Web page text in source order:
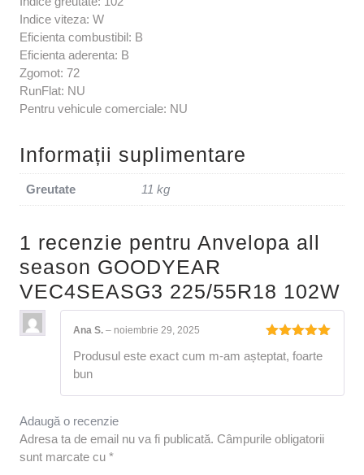
Indice viteza: W
Eficienta combustibil: B
Eficienta aderenta: B
Zgomot: 72
RunFlat: NU
Pentru vehicule comerciale: NU
Informații suplimentare
Greutate 11 kg
1 recenzie pentru Anvelopa all
season GOODYEAR
VEC4SEASG3 225/55R18 102W
5din 5
Ana S. – noiembrie 29, 2025
Produsul este exact cum m-am așteptat, foarte
bun
Adaugă o recenzie
Adresa ta de email nu va fi publicată. Câmpurile obligatorii
sunt marcate cu *